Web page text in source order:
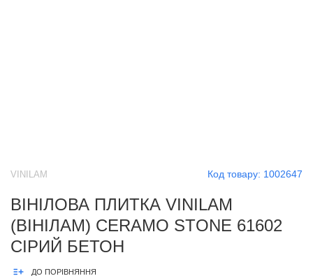
Код товару: 1002647
VINILAM
ВІНІЛОВА ПЛИТКА VINILAM
(ВІНІЛАМ) CERAMO STONE 61602
СІРИЙ БЕТОН
ДО ПОРІВНЯННЯ